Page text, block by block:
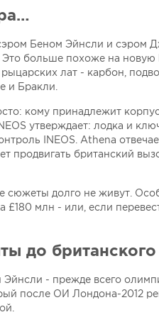
Беном Эйнсли и
больше похоже на новую
рыцарских лат - карбон,
и Бракли.
кому принадлежит
утверждает: лодка и
INEOS. Athena
продвигать британский
долго не живут.
£180 млн - или, если
до
Эйнсли - прежде всего
после ОИ Лондона-2012